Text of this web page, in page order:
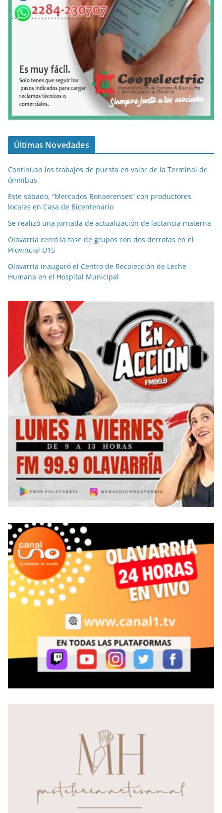
Últimas Novedades
Continúan los trabajos de puesta en valor de la Terminal de
ómnibus
Este sábado, “Mercados Bonaerenses” con productores
locales en Casa de Bicentenario
Se realizó una jornada de actualización de lactancia materna
Olavarría cerró la fase de grupos con dos derrotas en el
Provincial U15
Olavarría inauguró el Centro de Recolección de Leche
Humana en el Hospital Municipal